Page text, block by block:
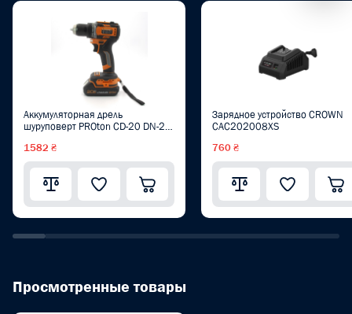
Аккумуляторная дрель
шуруповерт PROton CD-20 DN-2
1582 ₴
Зарядное устройство CROWN
CAC202008XS
760 ₴
Просмотренные товары